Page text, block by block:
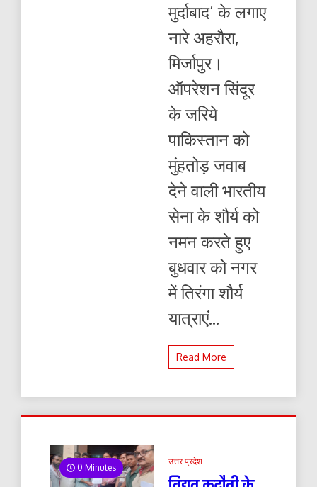
झलक
मुर्दाबाद’ के लगाए
नारे अहरौरा,
मिर्जापुर।
ऑपरेशन सिंदूर
के जरिये
पाकिस्तान को
मुंहतोड़ जवाब
देने वाली भारतीय
सेना के शौर्य को
नमन करते हुए
बुधवार को नगर
में तिरंगा शौर्य
यात्राएं...
Read More
0 Minutes
उत्तर प्रदेश